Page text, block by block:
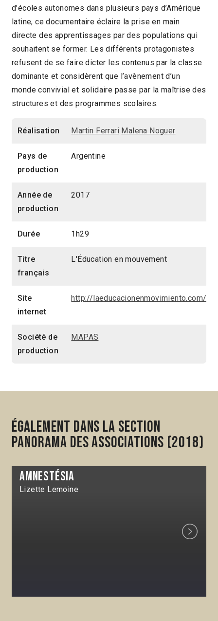
d’écoles autonomes dans plusieurs pays d’Amérique
latine, ce documentaire éclaire la prise en main
directe des apprentissages par des populations qui
souhaitent se former. Les différents protagonistes
refusent de se faire dicter les contenus par la classe
dominante et considèrent que l’avènement d’un
monde convivial et solidaire passe par la maîtrise des
structures et des programmes scolaires.
Réalisation Martin Ferrari Malena Noguer
Pays de
production
Argentine
Année de
production
2017
Durée 1h29
Titre
français
L'Éducation en mouvement
Site
internet
http://laeducacionenmovimiento.com/
Société de
production
MAPAS
Également dans la section
Panorama des associations (2018)
Amnestésia
Lizette Lemoine
Next